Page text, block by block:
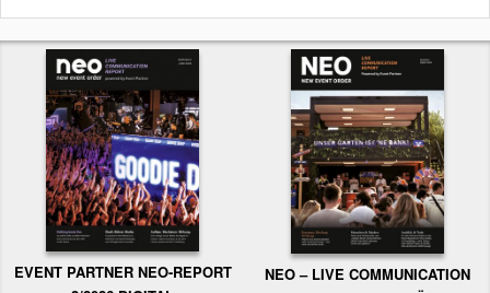
EVENT PARTNER NEO-REPORT
NEO – LIVE COMMUNICATION